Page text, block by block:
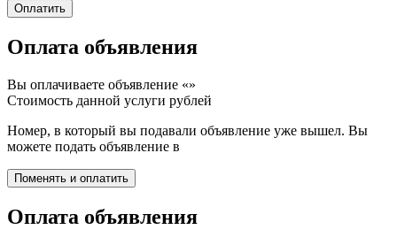
Оплата объявления
Вы оплачиваете объявление «»
Стоимость данной услуги рублей
Номер, в который вы подавали объявление уже вышел. Вы
можете подать объявление в
Оплата объявления